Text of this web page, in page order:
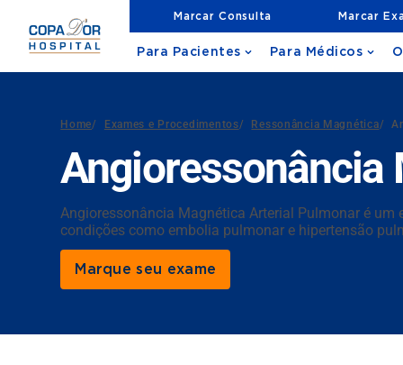
Marcar Consulta Marcar
Para Pacientes Para Médicos
Home/ Exames e Procedimentos/ Ressonância Magnética/
Angioressonância
Angioressonância Magnética Arterial Pulmonar é
condições como embolia pulmonar e hipertensão
Marque seu exame